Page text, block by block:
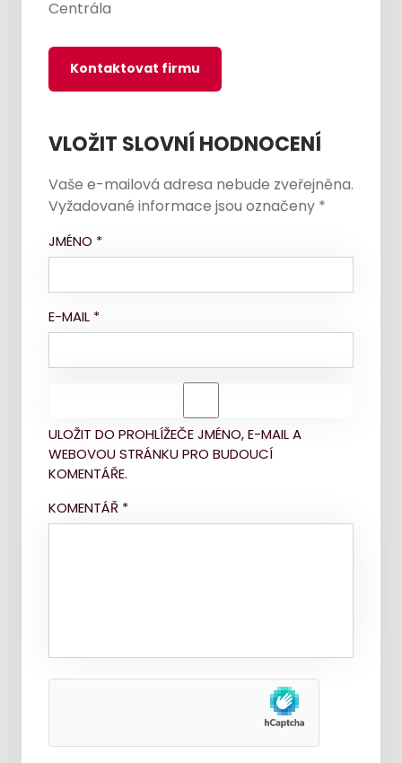
Centrála
Kontaktovat firmu
VLOŽIT SLOVNÍ HODNOCENÍ
Vaše e-mailová adresa nebude zveřejněna.
Vyžadované informace jsou označeny *
JMÉNO *
E-MAIL *
ULOŽIT DO PROHLÍŽEČE JMÉNO, E-MAIL A
WEBOVOU STRÁNKU PRO BUDOUCÍ
KOMENTÁŘE.
KOMENTÁŘ *